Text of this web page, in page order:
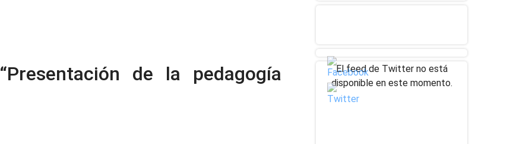
Presentación de la pedagogía
El feed de Twitter no está
disponible en este momento.